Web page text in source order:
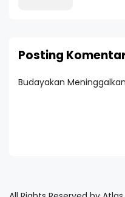
Posting
Budayakan